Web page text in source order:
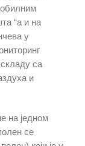
“а и на
у
са
и
на једном
се